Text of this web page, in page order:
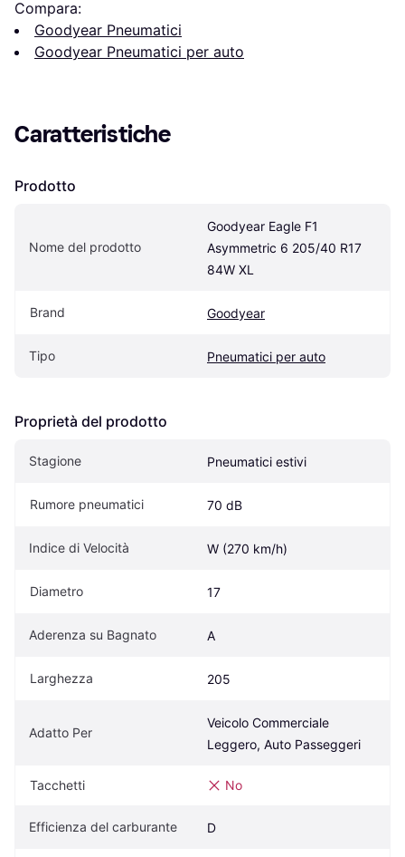
Compara:
Goodyear Pneumatici
Goodyear Pneumatici per auto
Caratteristiche
Prodotto
Nome del prodotto
Goodyear Eagle F1
Asymmetric 6 205/40 R17
84W XL
Brand Goodyear
Tipo Pneumatici per auto
Proprietà del prodotto
Stagione Pneumatici estivi
Rumore pneumatici 70 dB
Indice di Velocità W (270 km/h)
Diametro 17
Aderenza su Bagnato A
Larghezza 205
Adatto Per
Veicolo Commerciale
Leggero, Auto Passeggeri
Tacchetti No
Efficienza del carburante D